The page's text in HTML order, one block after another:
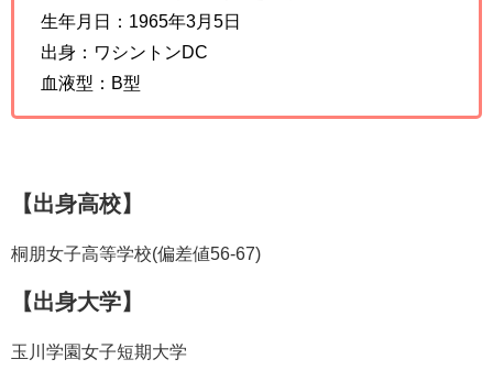
生年月日：1965年3月5日
出身：ワシントンDC
血液型：B型
【出身高校】
桐朋女子高等学校(偏差値56-67)
【出身大学】
玉川学園女子短期大学